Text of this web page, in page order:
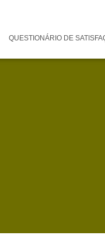
QUESTIONÁRIO DE